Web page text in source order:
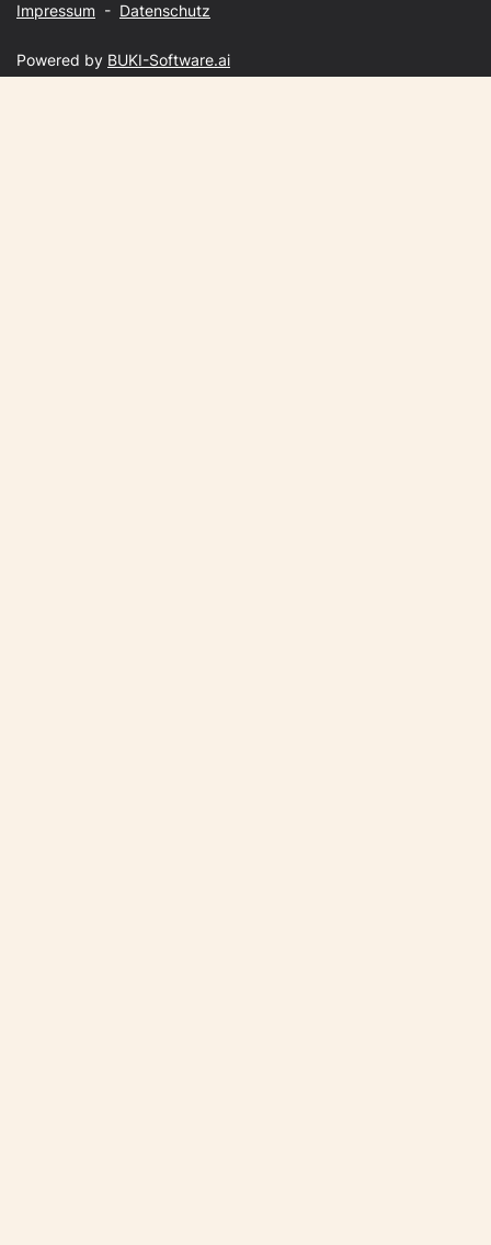
Impressum - Datenschutz
Powered by BUKI-Software.ai